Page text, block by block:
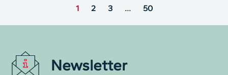
1 2 3 … 50
Newsletter